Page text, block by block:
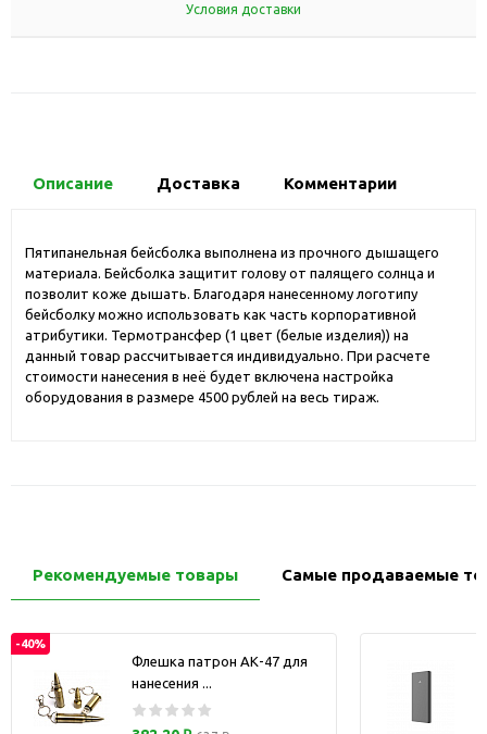
Условия доставки
Описание Доставка Комментарии
Пятипанельная бейсболка выполнена из прочного дышащего
материала. Бейсболка защитит голову от палящего солнца и
позволит коже дышать. Благодаря нанесенному логотипу
бейсболку можно использовать как часть корпоративной
атрибутики. Термотрансфер (1 цвет (белые изделия)) на
данный товар рассчитывается индивидуально. При расчете
стоимости нанесения в неё будет включена настройка
оборудования в размере 4500 рублей на весь тираж.
Рекомендуемые товары Самые продаваемые
-40%
Флешка патрон АК-47 для
нанесения ...